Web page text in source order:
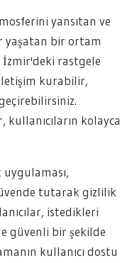
yansıtan ve
yaşatan bir ortam
İzmir'deki rastgele
kurabilir,
kolayca
tutarak gizlilik
istedikleri
güvenli bir şekilde
kullanıcı dostu